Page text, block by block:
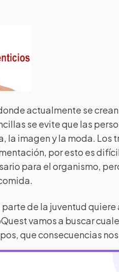
actualmente se
se evite que las
la imagen y la moda. Los
por esto es
para el organismo,
de la juventud
vamos a buscar
que consecuencias